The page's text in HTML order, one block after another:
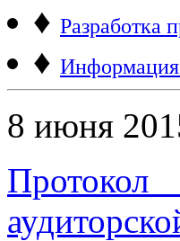
♦ Разработка
♦
8 июня